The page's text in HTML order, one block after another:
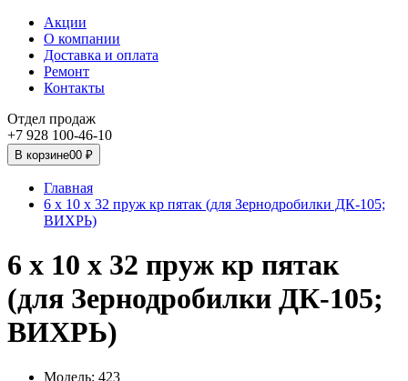
Акции
О компании
Доставка и оплата
Ремонт
Контакты
Отдел продаж
+7 928 100-46-10
В корзине00 ₽
Главная
6 х 10 х 32 пруж кр пятак (для Зернодробилки ДК-105;
ВИХРЬ)
6 х 10 х 32 пруж кр пятак
(для Зернодробилки ДК-105;
ВИХРЬ)
Модель: 423